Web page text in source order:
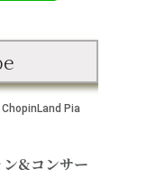
ン&コンサー